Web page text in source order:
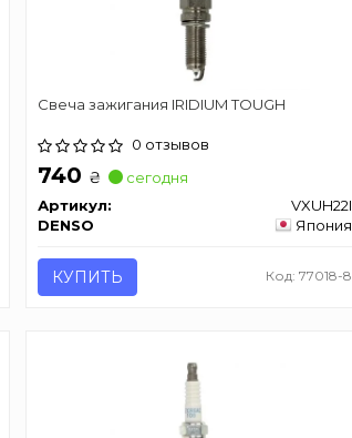
Свеча зажигания IRIDIUM TOUGH
0 отзывов
740 ₴
сегодня
Артикул:
VXUH22I
DENSO
Япония
КУПИТЬ Код: 77018-8